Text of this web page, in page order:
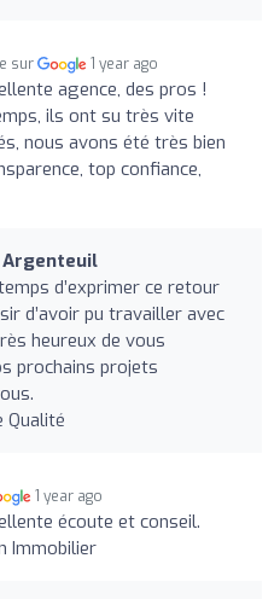
sur 1 year ago
agence, des pros !
ils ont su très vite
nous avons été très bien
top confiance,
Argenteuil
d’exprimer ce retour
d’avoir pu travailler avec
heureux de vous
prochains projets
Qualité
1 year ago
écoute et conseil.
Immobilier